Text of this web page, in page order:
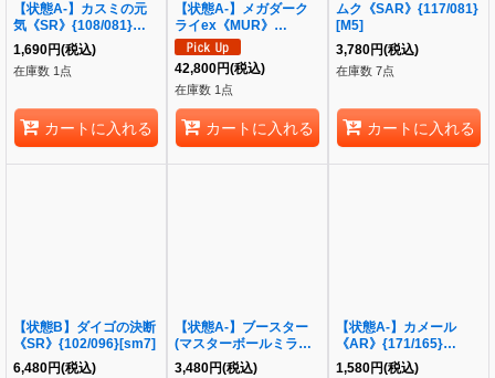
【状態A-】カスミの元
気《SR》{108/081}
[M5]
1,690円(税込)
在庫数 1点
カートに入れる
【状態A-】メガダーク
ライex《MUR》
{118/081}[M5]
42,800円(税込)
在庫数 1点
カートに入れる
ムク《SAR》{117/081}
[M5]
3,780円(税込)
在庫数 7点
カートに入れる
【状態B】ダイゴの決断
《SR》{102/096}[sm7]
6,480円(税込)
【状態A-】ブースター
(マスターボールミラー)
《R》{136/165}[SV2a]
3,480円(税込)
【状態A-】カメール
《AR》{171/165}
[SV2a]
1,580円(税込)